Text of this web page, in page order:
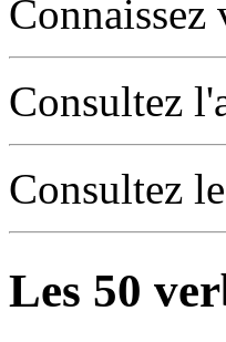
Consultez
Consultez
Les 50